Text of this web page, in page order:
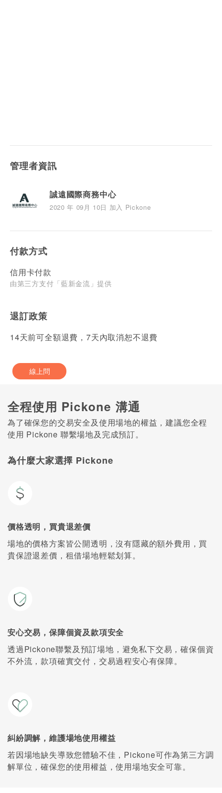
管理者資訊
誠遠國際商務中心
2020 年 09月 10日 加入 Pickone
付款方式
信用卡付款
由第三方支付「藍新金流」提供
退訂政策
14天前可全額退費，7天內取消恕不退費
線上問
全程使用 Pickone 溝通
為了確保您的交易安全及使用場地的權益，建議您全程
使用 Pickone 聯繫場地及完成預訂。
為什麼大家選擇 Pickone
價格透明，買貴退差價
場地的價格方案皆公開透明，沒有隱藏的額外費用，買
貴保證退差價，租借場地輕鬆划算。
安心交易，保障個資及款項安全
透過Pickone聯繫及預訂場地，避免私下交易，確保個資
不外流，款項確實交付，交易過程安心有保障。
糾紛調解，維護場地使用權益
若因場地缺失導致您體驗不佳，Pickone可作為第三方調
解單位，確保您的使用權益，使用場地安全可靠。